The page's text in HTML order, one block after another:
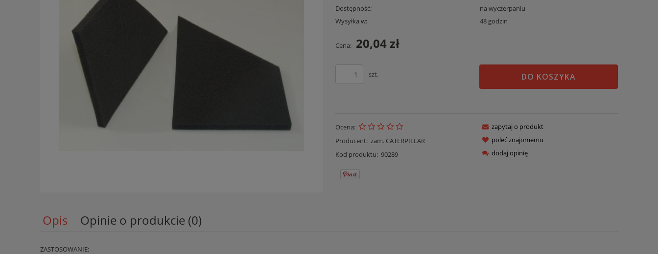
Dostępność:
na wyczerpaniu
Wysyłka w:
48 godzin
Cena: 20,04 zł
szt. DO KOSZYKA
Ocena:
Producent: zam. CATERPILLAR
Kod produktu: 90289
zapytaj o produkt
poleć znajomemu
dodaj opinię
Opis Opinie o produkcie (0)
ZASTOSOWANIE: